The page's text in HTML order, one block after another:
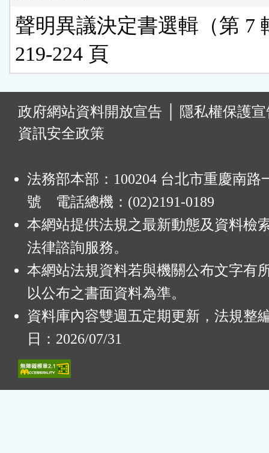
聲明異議決定書選輯（第 7
219-224 頁
政府網站資料開放宣告
隱私權保護
資訊安全政策
法務部本部：100204 台北市重慶南路
號 電話總機：(02)2191-0189
本網站提供法規之最新動態及資料檢
法律諮詢服務。
本網站法規資料若與機關公布文字有
以公布之書面資料為準。
資料庫內容雙週五定期更新，法規整
日：2026/07/31